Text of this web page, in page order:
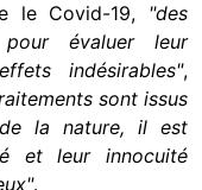
le Covid-19, "des
évaluer leur
indésirables",
sont issus
la nature, il est
et leur innocuité
.